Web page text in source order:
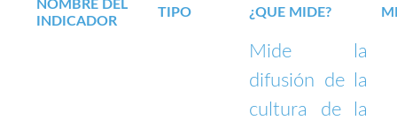
NOMBRE DEL
INDICADOR
TIPO ¿QUE MIDE?
Mide la
difusión de la
cultura de la